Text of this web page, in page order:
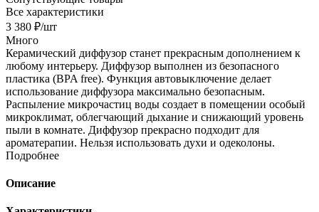
Все характеристики
3 380 ₽/шт
Много
Керамический диффузор станет прекрасным дополнением к
любому интерьеру. Диффузор выполнен из безопасного
пластика (BPA free). Функция автовыключение делает
использование диффузора максимально безопасным.
Распыление микрочастиц воды создает в помещении особый
микроклимат, облегчающий дыхание и снижающий уровень
пыли в комнате. Диффузор прекрасно подходит для
ароматерапии. Нельзя использовать духи и одеколоны.
Подробнее
Описание